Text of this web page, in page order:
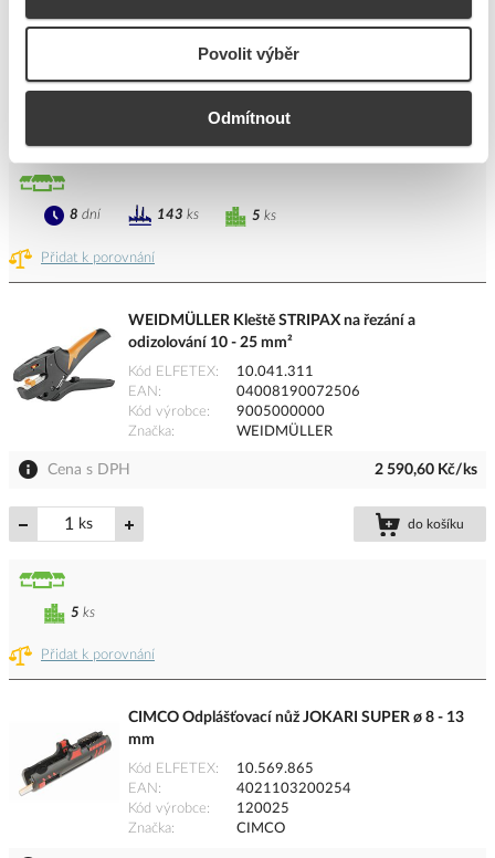
Povolit výběr
Odmítnout
Přidat k porovnání
5 ks
8 dní 143 ks
WEIDMÜLLER Kleště STRIPAX na řezání a
odizolování 10 - 25 mm²
Kód ELFETEX
10.041.311
EAN
04008190072506
Kód výrobce
9005000000
Značka
WEIDMÜLLER
Cena s DPH 2 590,60 Kč/ks
ks do košíku
Přidat k porovnání
5 ks
CIMCO Odplášťovací nůž JOKARI SUPER ø 8 - 13
mm
Kód ELFETEX
10.569.865
EAN
4021103200254
Kód výrobce
120025
Značka
CIMCO